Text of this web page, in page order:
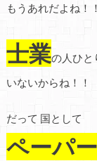
もうあれだよね！！
士業の人ひと
いないからね！！
だって 国として
ペーパ